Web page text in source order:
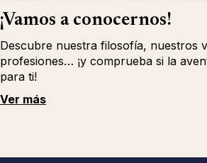
¡Vamos a conocernos!
Descubre nuestra filosofía, nuestros
profesiones… ¡y comprueba si la
para ti!
Ver más